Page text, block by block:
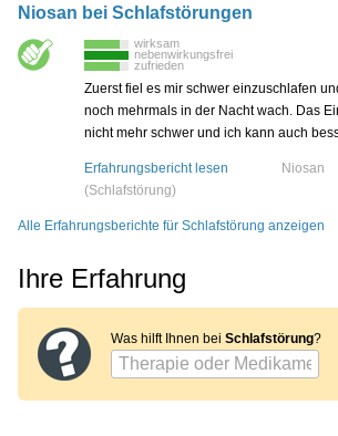
Niosan bei Schlafstörungen
wirksam
nebenwirkungsfrei
zufrieden
Zuerst fiel es mir schwer einzuschlafen
noch mehrmals in der Nacht wach. Das
nicht mehr schwer und ich kann auch
Erfahrungsbericht lesen Niosan
(Schlafstörung)
Alle Erfahrungsberichte für Schlafstörung anzeigen
Ihre Erfahrung
Was hilft Ihnen bei Schlafstörung?